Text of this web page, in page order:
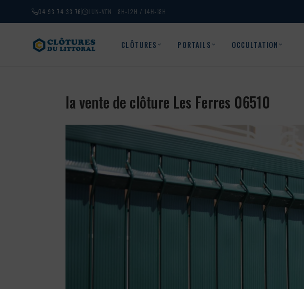
04 93 74 33 76 LUN-VEN · 8H-12H / 14H-18H
CLÔTURES PORTAILS OCCULTATION
la vente de clôture Les Ferres 06510